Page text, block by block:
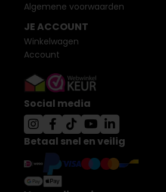
Algemene voorwaarden
JE ACCOUNT
Winkelwagen
Account
Social media
Betaal snel en veilig